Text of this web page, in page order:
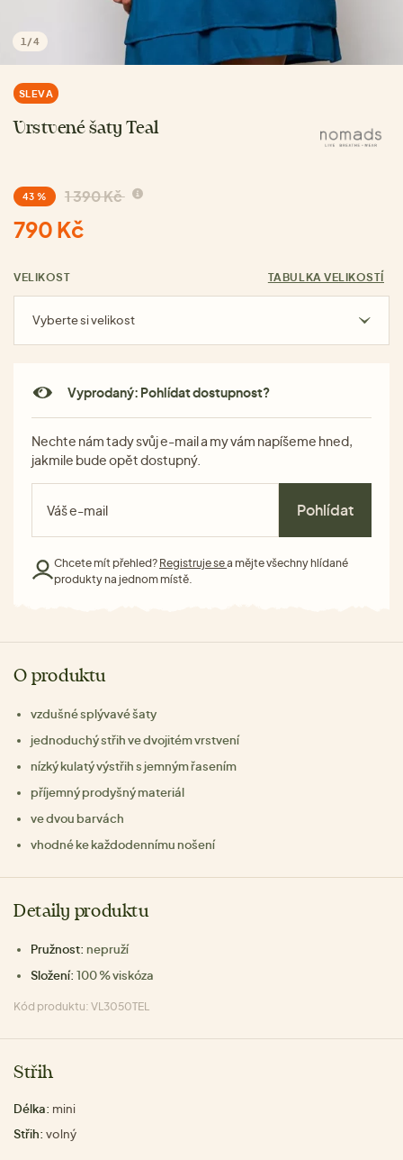
1 /4
SLEVA
Vrstvené šaty Teal
43 % 1 390 Kč
790 Kč
VELIKOST TABULKA VELIKOSTÍ
Vyberte si velikost
Vyprodaný: Pohlídat dostupnost?
Nechte nám tady svůj e-mail a my vám napíšeme hned,
jakmile bude opět dostupný.
Pohlídat
Chcete mít přehled? Registruje sea mějte všechny hlídané
produkty na jednom místě.
O produktu
vzdušné splývavé šaty
jednoduchý střih ve dvojitém vrstvení
nízký kulatý výstřih s jemným řasením
příjemný prodyšný materiál
ve dvou barvách
vhodné ke každodennímu nošení
Detaily produktu
Pružnost: nepruží
Složení: 100 % viskóza
Kód produktu: VL3050TEL
Střih
Délka: mini
Střih: volný